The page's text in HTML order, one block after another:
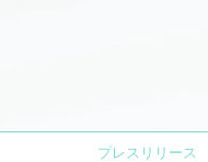
プレスリリース